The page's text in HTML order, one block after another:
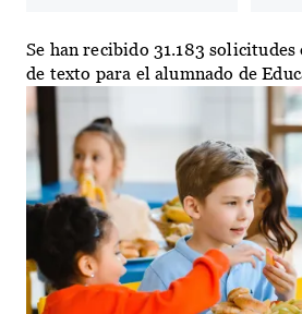
Se han recibido 31.183
de texto para el alumnado de